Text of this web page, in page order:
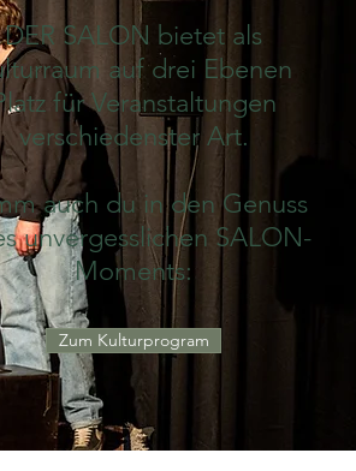
DER SALON bietet als
auf drei Ebenen
für Veranstaltungen
verschiedenster Art.
auch du in den Genuss
unvergesslichen SALON-
Moments:
Zum Kulturprogram